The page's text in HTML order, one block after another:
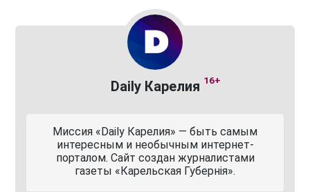
Daily Карелия 16+
Миссия «Daily Карелия» — быть самым
интересным и необычным интернет-
порталом. Сайт создан журналистами
газеты «Карельская Губернiя».